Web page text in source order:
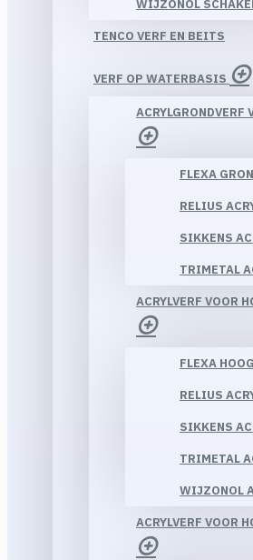
WIJZONOL
TENCO VERF EN BEITS
VERF OP WATERBASIS
ACRYLGRONDVERF
FLEXA
RELIUS
SIKKENS
TRIMETAL
ACRYLVERF VOOR
FLEXA
RELIUS
SIKKENS
TRIMETAL
WIJZONOL
ACRYLVERF VOOR